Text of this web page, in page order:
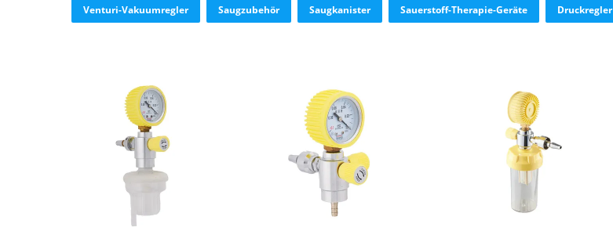
Venturi-Vakuumregler Saugzubehör Saugkanister Sauerstoff-Therapie-Geräte Druckregler